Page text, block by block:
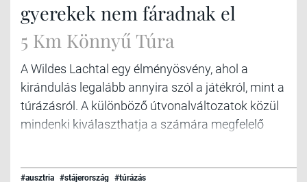
gyerekek nem fáradnak el
5 Km Könnyű Túra
A Wildes Lachtal egy élményösvény, ahol a
kirándulás legalább annyira szól a játékról, mint a
túrázásról. A különböző útvonalváltozatok közül
mindenki kiválaszthatja a számára megfelelő
#ausztria #stájerország #túrázás